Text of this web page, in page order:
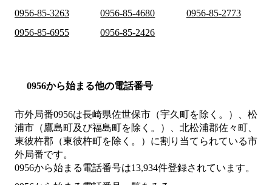
0956-85-3263
0956-85-4680
0956-85-2773
0956-85-6955
0956-85-2426
0956から始まる他の電話番号
市外局番0956は長崎県佐世保市（宇久町を除く。）、松
浦市（鷹島町及び福島町を除く。）、北松浦郡佐々町、
東彼杵郡（東彼杵町を除く。） に割り当てられている市
外局番です。
0956から始まる電話番号は13,934件登録されています。